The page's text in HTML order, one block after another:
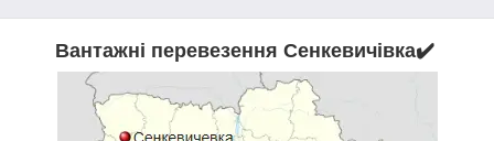
Вантажні перевезення Сенкевичівка✔️